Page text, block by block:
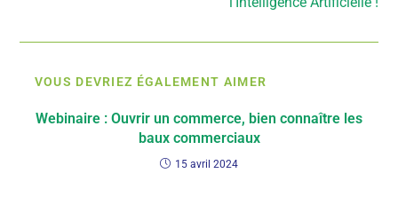
VOUS DEVRIEZ ÉGALEMENT AIMER
Webinaire : Ouvrir un commerce, bien connaître les
baux commerciaux
15 avril 2024